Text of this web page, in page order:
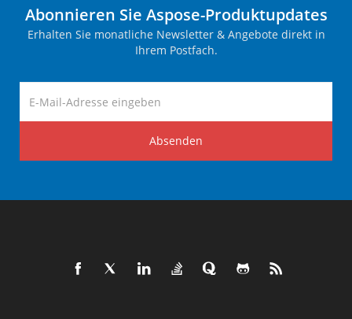
Abonnieren Sie Aspose-Produktupdates
Erhalten Sie monatliche Newsletter & Angebote direkt in
Ihrem Postfach.
Absenden